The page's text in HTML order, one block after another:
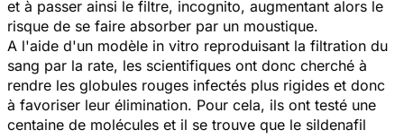
et à passer ainsi le filtre, incognito, augmentant alors le
risque de se faire absorber par un moustique.
A l'aide d'un modèle in vitro reproduisant la filtration du
sang par la rate, les scientifiques ont donc cherché à
rendre les globules rouges infectés plus rigides et donc
à favoriser leur élimination. Pour cela, ils ont testé une
centaine de molécules et il se trouve que le sildenafil